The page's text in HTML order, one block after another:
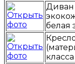
Диван
белая